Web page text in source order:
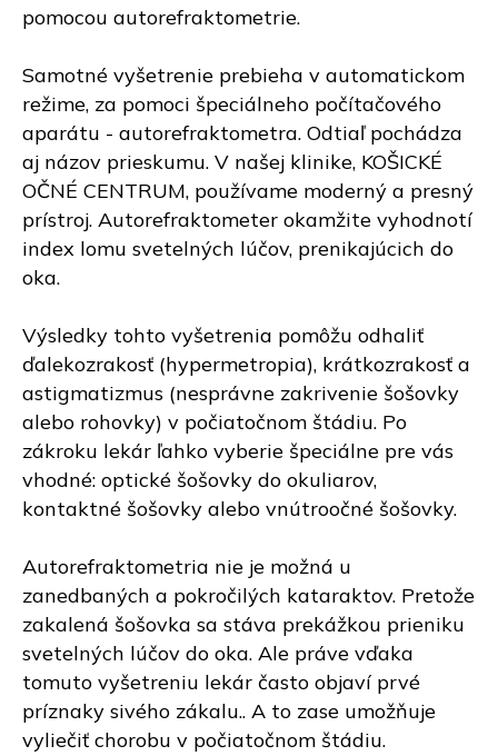
pomocou autorefraktometrie.
Samotné vyšetrenie prebieha v automatickom
režime, za pomoci špeciálneho počítačového
aparátu - autorefraktometra. Odtiaľ pochádza
aj názov prieskumu. V našej klinike, KOŠICKÉ
OČNÉ CENTRUM, používame moderný a presný
prístroj. Autorefraktometer okamžite vyhodnotí
index lomu svetelných lúčov, prenikajúcich do
oka.
Výsledky tohto vyšetrenia pomôžu odhaliť
ďalekozrakosť (hypermetropia), krátkozrakosť a
astigmatizmus (nesprávne zakrivenie šošovky
alebo rohovky) v počiatočnom štádiu. Po
zákroku lekár ľahko vyberie špeciálne pre vás
vhodné: optické šošovky do okuliarov,
kontaktné šošovky alebo vnútroočné šošovky.
Autorefraktometria nie je možná u
zanedbaných a pokročilých kataraktov. Pretože
zakalená šošovka sa stáva prekážkou prieniku
svetelných lúčov do oka. Ale práve vďaka
tomuto vyšetreniu lekár často objaví prvé
príznaky sivého zákalu.. A to zase umožňuje
vyliečiť chorobu v počiatočnom štádiu.